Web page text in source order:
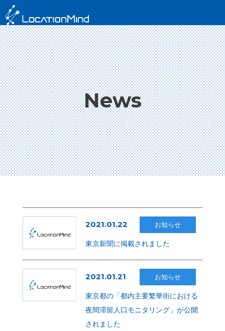
News
2021.01.22 お知らせ
東京新聞に掲載されました
2021.01.21 お知らせ
東京都の「都内主要繁華街における
夜間滞留人口モニタリング」が公開
されました